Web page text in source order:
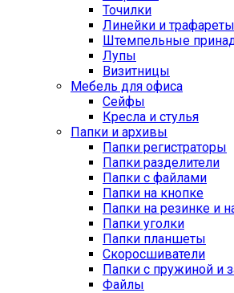
Точилки
Линейки и трафареты
Штемпельные
Лупы
Визитницы
Мебель для офиса
Сейфы
Кресла и стулья
Папки и архивы
Папки регистраторы
Папки разделители
Папки с файлами
Папки на кнопке
Папки на резинке и
Папки уголки
Папки планшеты
Скоросшиватели
Папки с пружиной и
Файлы